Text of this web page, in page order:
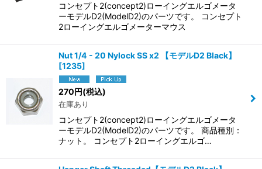
コンセプト2(concept2)ローイングエルゴメータ
ーモデルD2(ModelD2)のパーツです。 コンセプト
2ローイングエルゴメーターマウス
Nut 1/4 - 20 Nylock SS x2 【モデルD2 Black】
[1235]
270円(税込)
在庫あり
コンセプト2(concept2)ローイングエルゴメータ
ーモデルD2(ModelD2)のパーツです。 商品種別：
ナット。 コンセプト2ローイングエルゴ…